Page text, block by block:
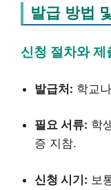
발급 방법
신청 절차와 제
발급처: 학교
필요 서류: 학
증 지참.
신청 시기: 보